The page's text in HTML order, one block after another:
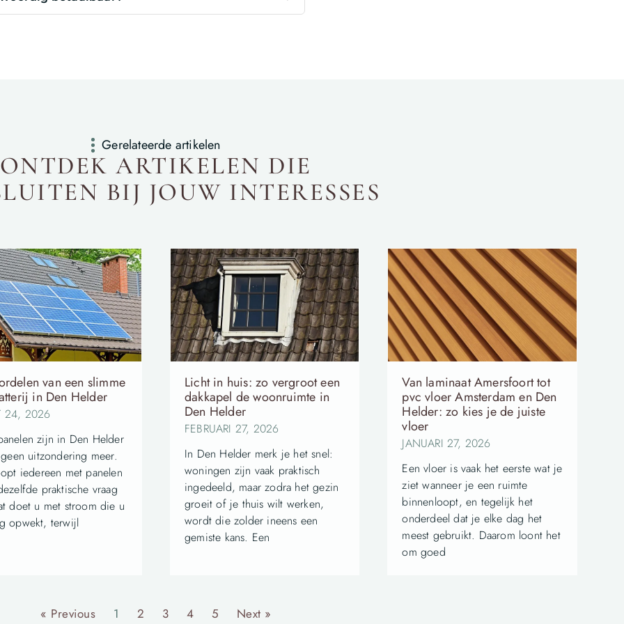
Gerelateerde artikelen
ONTDEK ARTIKELEN DIE
BIJ JOUW INTERESSES
van een slimme
in Den Helder
24, 2026
zijn in Den Helder
uitzondering meer.
iedereen met panelen
praktische vraag
doet u met stroom die u
opwekt, terwijl
Licht in huis: zo vergroot een
dakkapel de woonruimte in
Den Helder
FEBRUARI 27, 2026
In Den Helder merk je het snel:
woningen zijn vaak praktisch
ingedeeld, maar zodra het gezin
groeit of je thuis wilt werken,
wordt die zolder ineens een
gemiste kans. Een
Van laminaat Amersfoort tot
pvc vloer Amsterdam en Den
Helder: zo kies je de juiste
vloer
JANUARI 27, 2026
Een vloer is vaak het eerste wat je
ziet wanneer je een ruimte
binnenloopt, en tegelijk het
onderdeel dat je elke dag het
meest gebruikt. Daarom loont het
om goed
« Previous 1 2 3 4 5 Next »